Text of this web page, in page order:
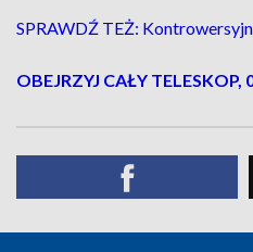
SPRAWDŹ TEŻ:
OBEJRZYJ CAŁY